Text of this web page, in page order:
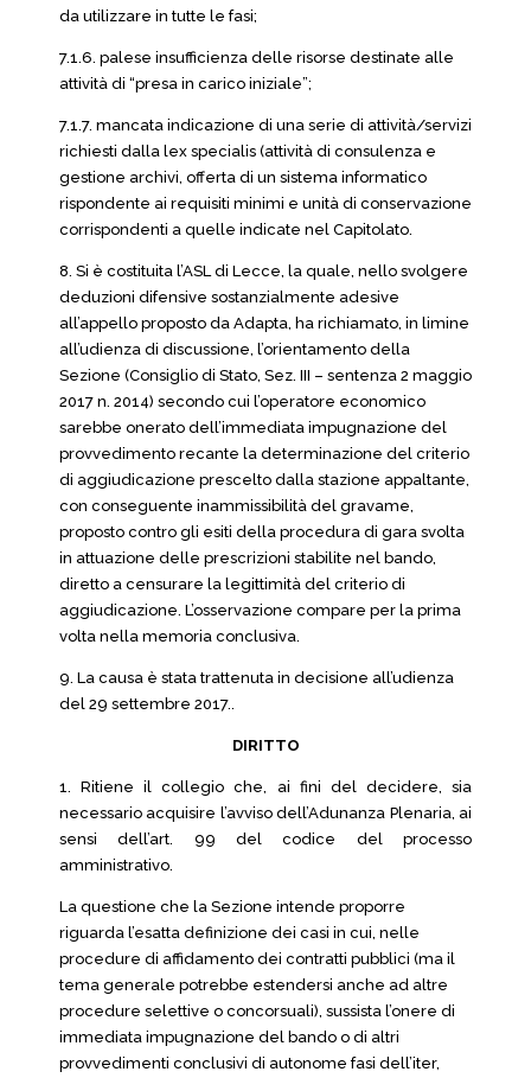
da utilizzare in tutte le fasi;
7.1.6. palese insufficienza delle risorse destinate alle
attività di “presa in carico iniziale”;
7.1.7. mancata indicazione di una serie di attività/servizi
richiesti dalla lex specialis (attività di consulenza e
gestione archivi, offerta di un sistema informatico
rispondente ai requisiti minimi e unità di conservazione
corrispondenti a quelle indicate nel Capitolato.
8. Si è costituita l’ASL di Lecce, la quale, nello svolgere
deduzioni difensive sostanzialmente adesive
all’appello proposto da Adapta, ha richiamato, in limine
all’udienza di discussione, l’orientamento della
Sezione (Consiglio di Stato, Sez. III – sentenza 2 maggio
2017 n. 2014) secondo cui l’operatore economico
sarebbe onerato dell’immediata impugnazione del
provvedimento recante la determinazione del criterio
di aggiudicazione prescelto dalla stazione appaltante,
con conseguente inammissibilità del gravame,
proposto contro gli esiti della procedura di gara svolta
in attuazione delle prescrizioni stabilite nel bando,
diretto a censurare la legittimità del criterio di
aggiudicazione. L’osservazione compare per la prima
volta nella memoria conclusiva.
9. La causa è stata trattenuta in decisione all’udienza
del 29 settembre 2017..
DIRITTO
1. Ritiene il collegio che, ai fini del decidere, sia
necessario acquisire l’avviso dell’Adunanza Plenaria, ai
sensi dell’art. 99 del codice del processo
amministrativo.
La questione che la Sezione intende proporre
riguarda l’esatta definizione dei casi in cui, nelle
procedure di affidamento dei contratti pubblici (ma il
tema generale potrebbe estendersi anche ad altre
procedure selettive o concorsuali), sussista l’onere di
immediata impugnazione del bando o di altri
provvedimenti conclusivi di autonome fasi dell’iter,